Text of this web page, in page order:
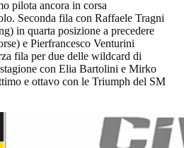
pilota ancora in corsa
Seconda fila con Raffaele Tragni
in quarta posizione a precedere
e Pierfrancesco Venturini
fila per due delle wildcard di
con Elia Bartolini e Mirko
e ottavo con le Triumph del SM